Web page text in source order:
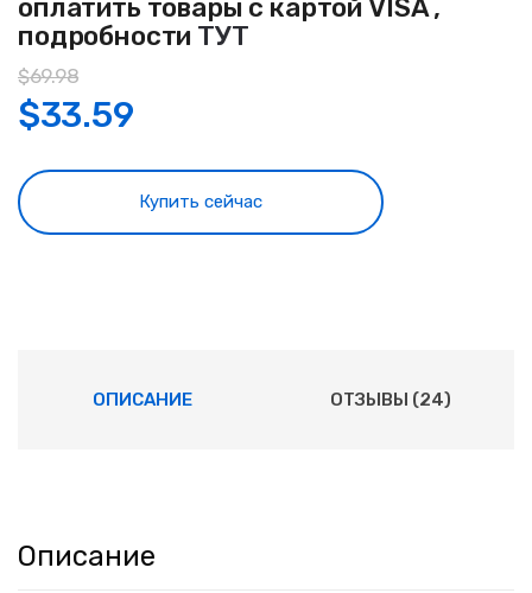
оплатить товары с картой VISA ,
подробности ТУТ
$69.98
$33.59
Купить сейчас
ОПИСАНИЕ ОТЗЫВЫ (24)
Описание